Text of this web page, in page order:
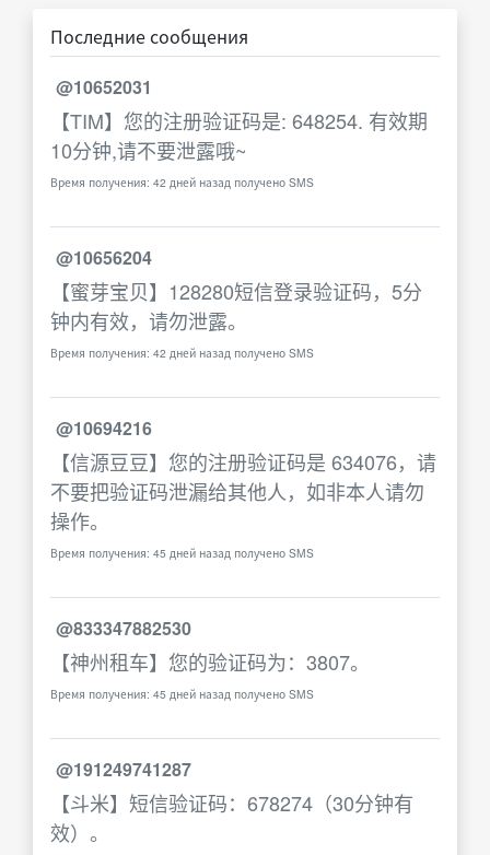
Последние сообщения
@10652031
【TIM】您的注册验证码是: 648254. 有效期
10分钟,请不要泄露哦~
Время получения: 42 дней назад получено SMS
@10656204
【蜜芽宝贝】128280短信登录验证码，5分
钟内有效，请勿泄露。
Время получения: 42 дней назад получено SMS
@10694216
【信源豆豆】您的注册验证码是 634076，请
不要把验证码泄漏给其他人，如非本人请勿
操作。
Время получения: 45 дней назад получено SMS
@833347882530
【神州租车】您的验证码为：3807。
Время получения: 45 дней назад получено SMS
@191249741287
【斗米】短信验证码：678274（30分钟有
效）。